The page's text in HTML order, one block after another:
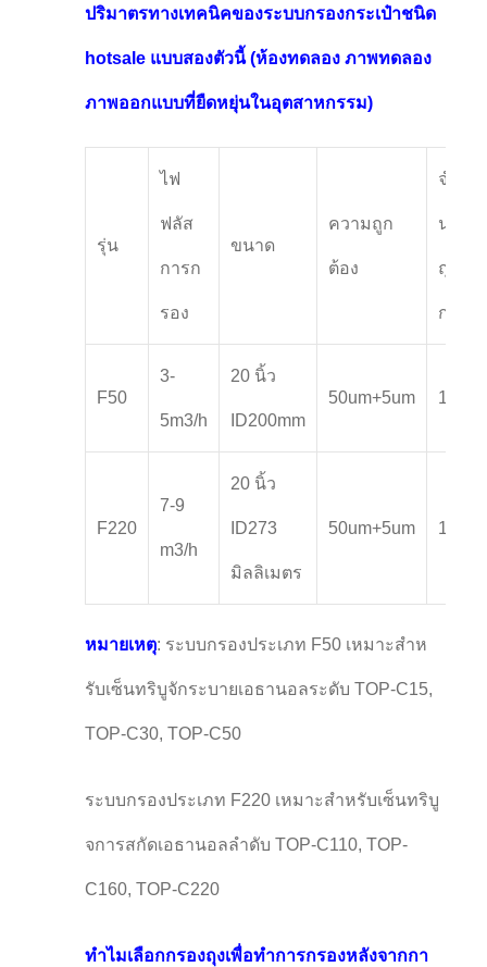
ปริมาตรทางเทคนิคของระบบกรองกระเป๋าชนิด
hotsale แบบสองตัวนี้ (ห้องทดลอง ภาพทดลอง
ภาพออกแบบที่ยืดหยุ่นในอุตสาหกรรม)
รุ่น
ไฟ
ฟลัส
การก
รอง
ขนาด
ความถูก
ต้อง
จํา
นวน
ถุง
กรอง
F50
3-
5m3/h
20 นิ้ว
ID200mm
50um+5um 1
F220
7-9
m3/h
20 นิ้ว
ID273
มิลลิเมตร
50um+5um 1
หมายเหตุ: ระบบกรองประเภท F50 เหมาะสําห
รับเซ็นทริบูจักระบายเอธานอลระดับ TOP-C15,
TOP-C30, TOP-C50
ระบบกรองประเภท F220 เหมาะสําหรับเซ็นทริบู
จการสกัดเอธานอลลําดับ TOP-C110, TOP-
C160, TOP-C220
ทําไมเลือกกรองถุงเพื่อทําการกรองหลังจากกา